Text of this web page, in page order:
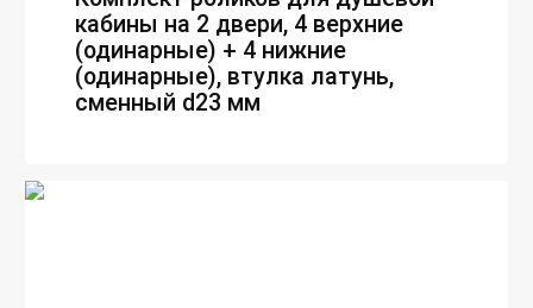
кабины на 2 двери, 4 верхние
(одинарные) + 4 нижние
(одинарные), втулка латунь,
сменный d23 мм